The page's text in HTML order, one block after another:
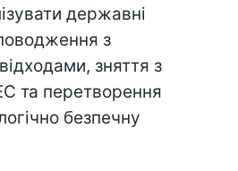
державні
з
зняття з
та перетворення
безпечну